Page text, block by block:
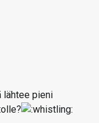
lähtee pieni